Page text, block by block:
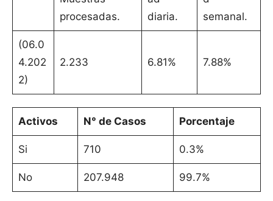
procesadas.
diaria.
semanal.
(06.0
4.202
2)
2.233 6.81% 7.88%
Activos N° de Casos Porcentaje
Si 710 0.3%
No 207.948 99.7%